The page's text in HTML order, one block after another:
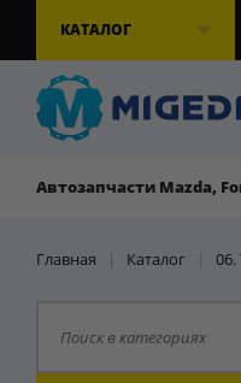
КАТАЛОГ
Автозапчасти Mazda,
Главная | Каталог | 06.